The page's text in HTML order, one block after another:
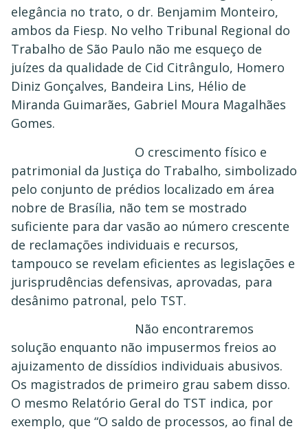
elegância no trato, o dr. Benjamim Monteiro,
ambos da Fiesp. No velho Tribunal Regional do
Trabalho de São Paulo não me esqueço de
juízes da qualidade de Cid Citrângulo, Homero
Diniz Gonçalves, Bandeira Lins, Hélio de
Miranda Guimarães, Gabriel Moura Magalhães
Gomes.
O crescimento físico e
patrimonial da Justiça do Trabalho, simbolizado
pelo conjunto de prédios localizado em área
nobre de Brasília, não tem se mostrado
suficiente para dar vasão ao número crescente
de reclamações individuais e recursos,
tampouco se revelam eficientes as legislações e
jurisprudências defensivas, aprovadas, para
desânimo patronal, pelo TST.
Não encontraremos
solução enquanto não impusermos freios ao
ajuizamento de dissídios individuais abusivos.
Os magistrados de primeiro grau sabem disso.
O mesmo Relatório Geral do TST indica, por
exemplo, que “O saldo de processos, ao final de